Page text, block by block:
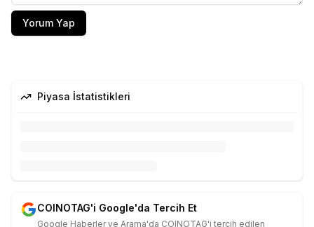
Yorum Yap
Piyasa İstatistikleri
COINOTAG'i Google'da Tercih Et
Google Haberler ve Arama'da COINOTAG'i tercih edilen